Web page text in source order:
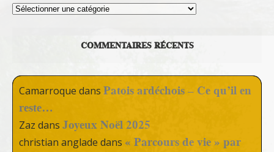
Thèmes
COMMENTAIRES RÉCENTS
Camarroque dans Patois ardéchois – Ce qu’il en
reste…
Zaz dans Joyeux Noël 2025
christian anglade dans « Parcours de vie » par